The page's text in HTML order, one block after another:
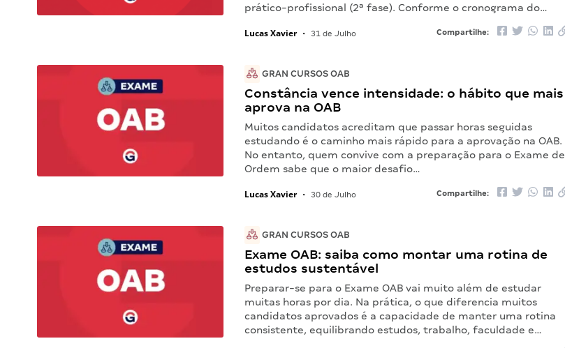
prático-profissional (2ª fase). Conforme o cronograma do…
Lucas Xavier • 31 de Julho Compartilhe:
GRAN CURSOS OAB
Constância vence intensidade: o hábito que mais
aprova na OAB
Muitos candidatos acreditam que passar horas seguidas
estudando é o caminho mais rápido para a aprovação na OAB.
No entanto, quem convive com a preparação para o Exame de
Ordem sabe que o maior desafio…
Lucas Xavier • 30 de Julho Compartilhe:
GRAN CURSOS OAB
Exame OAB: saiba como montar uma rotina de
estudos sustentável
Preparar-se para o Exame OAB vai muito além de estudar
muitas horas por dia. Na prática, o que diferencia muitos
candidatos aprovados é a capacidade de manter uma rotina
consistente, equilibrando estudos, trabalho, faculdade e…